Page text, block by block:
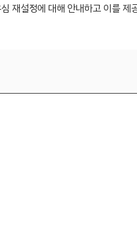
재설정에 대해 안내하고 이를 제